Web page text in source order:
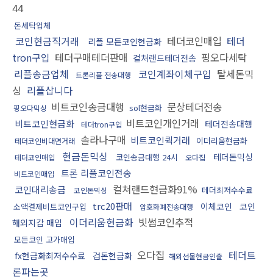
44
돈세탁업체
코인현금직거래 리플 모든코인현금화 테더코인매입 테더
tron구입 테더구매테더판매 컬쳐랜드테더전송 핑오다세탁
리플송금업체
트론리플 전송대행 코인계좌이체구입 탈세돈믹
싱 리플삽니다
핑오다믹싱 비트코인송금대행 sol현금화 문상테더전송
비트코인현금화 테더tron구입 비트코인개인거래 테더전송대행
테더코인비대면거래 솔라나구매 비트코인퀵거래 이더리움현금화
테더코인매입 현금돈믹싱 코인송금대행 24시 오다집 테더돈믹싱
비트코인매입
트론 리플코인전송
코인대리송금
코인돈믹싱 컬쳐랜드현금화91% 테더최저수수료
소액결제비트코인구입
trc20판매 암호화폐전송대행 이체코인
코인
해외지갑 매입
이더리움현금화 빗썸코인추적
모든코인 고가매입
fx현금화최저수수료 검돈현금화 오다집 해외선물현금인출
테더트
론파는곳